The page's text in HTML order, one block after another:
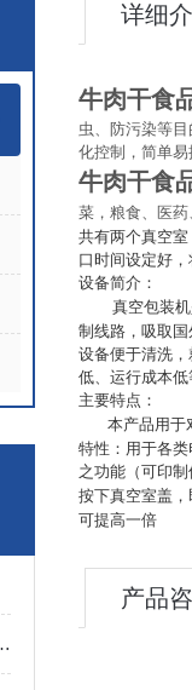
匀地分布在锅体内
详细
牛肉干食
虫、防污染等
化控制，简单易
牛肉干食
菜，粮食、医
共有两个真空
口时间设定好
设备简介：
真空包装
制线路，吸取
设备便于清洗
低、运行成本低
主要特点：
本产品用于
特性：用于各
之功能（可印
按下真空室盖，
可提高一倍
产品